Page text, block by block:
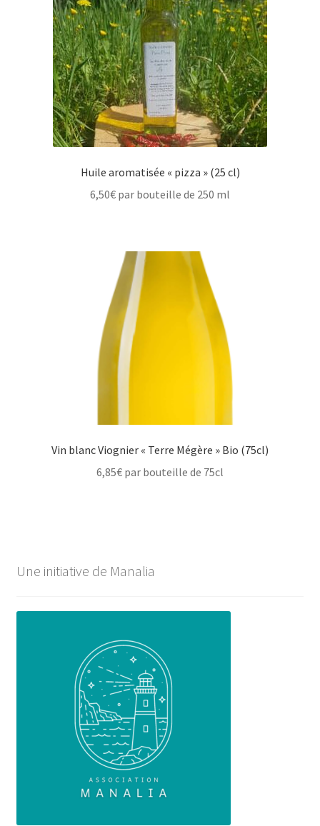
Huile aromatisée « pizza » (25 cl)
6,50€ par bouteille de 250 ml
Vin blanc Viognier « Terre Mégère » Bio (75cl)
6,85€ par bouteille de 75cl
Une initiative de Manalia